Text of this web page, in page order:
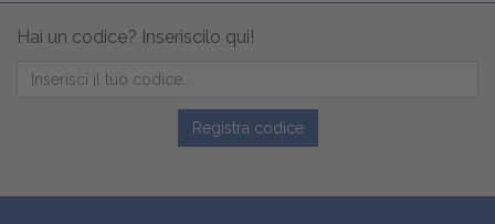
Hai un codice? Inseriscilo qui!
Registra codice